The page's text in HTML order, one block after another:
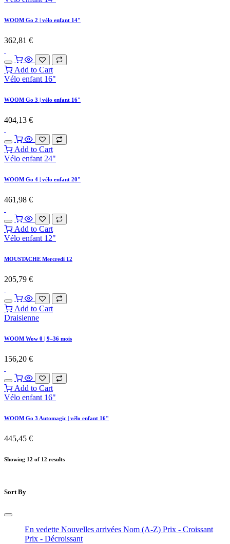
WOOM Go 2 | vélo enfant 14"
362,81 €
Add to Cart
Vélo enfant 16"
WOOM Go 3 | vélo enfant 16"
404,13 €
Add to Cart
Vélo enfant 24"
WOOM Go 4 | vélo enfant 20"
461,98 €
Add to Cart
Vélo enfant 12"
MOUSTACHE Mercredi 12
205,79 €
Add to Cart
Draisienne
WOOM Wow 0 | 9–36 mois
156,20 €
Add to Cart
Vélo enfant 16"
WOOM Go 3 Automagic | vélo enfant 16"
445,45 €
Showing 12 of 12 results
Sort By
En vedette Nouvelles arrivées Nom (A-Z) Prix - Croissant
Prix - Décroissant